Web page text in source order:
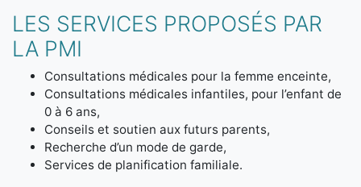
LES SERVICES PROPOSÉS PAR
LA PMI
Consultations médicales pour la femme enceinte,
Consultations médicales infantiles, pour l’enfant de
0 à 6 ans,
Conseils et soutien aux futurs parents,
Recherche d’un mode de garde,
Services de planification familiale.